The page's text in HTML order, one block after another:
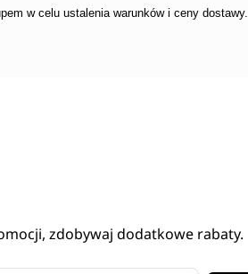
w celu ustalenia warunków i ceny dostawy.
zdobywaj dodatkowe rabaty.